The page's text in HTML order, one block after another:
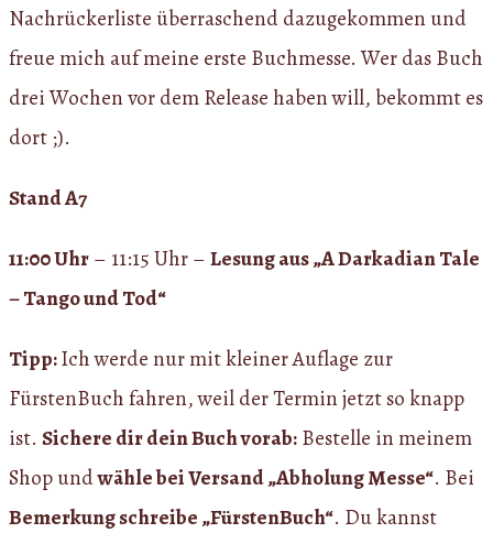
Nachrückerliste überraschend dazugekommen und
freue mich auf meine erste Buchmesse. Wer das Buch
drei Wochen vor dem Release haben will, bekommt es
dort ;).
Stand A7
11:00 Uhr– 11:15 Uhr –Lesung aus „A Darkadian Tale
– Tango und Tod“
Tipp:Ich werde nur mit kleiner Auflage zur
FürstenBuch fahren, weil der Termin jetzt so knapp
ist. Sichere dir dein Buch vorab:Bestelle in meinem
Shop undwähle bei Versand „Abholung Messe“. Bei
Bemerkung schreibe „FürstenBuch“. Du kannst